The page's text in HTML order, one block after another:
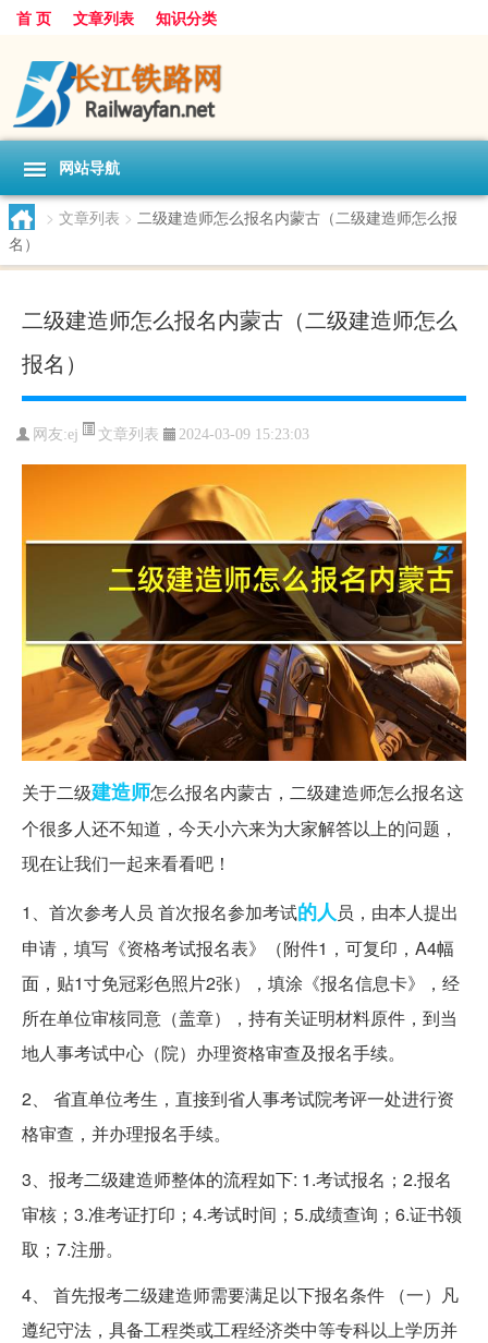
首 页 文章列表 知识分类
网站导航
> 文章列表 > 二级建造师怎么报名内蒙古（二级建造师怎么报
名）
二级建造师怎么报名内蒙古（二级建造师怎么
报名）
网友:ej 文章列表 2024-03-09 15:23:03
关于二级建造师怎么报名内蒙古，二级建造师怎么报名这
个很多人还不知道，今天小六来为大家解答以上的问题，
现在让我们一起来看看吧！
1、首次参考人员 首次报名参加考试的人员，由本人提出
申请，填写《资格考试报名表》（附件1，可复印，A4幅
面，贴1寸免冠彩色照片2张），填涂《报名信息卡》，经
所在单位审核同意（盖章），持有关证明材料原件，到当
地人事考试中心（院）办理资格审查及报名手续。
2、 省直单位考生，直接到省人事考试院考评一处进行资
格审查，并办理报名手续。
3、报考二级建造师整体的流程如下: 1.考试报名；2.报名
审核；3.准考证打印；4.考试时间；5.成绩查询；6.证书领
取；7.注册。
4、 首先报考二级建造师需要满足以下报名条件 （一）凡
遵纪守法，具备工程类或工程经济类中等专科以上学历并